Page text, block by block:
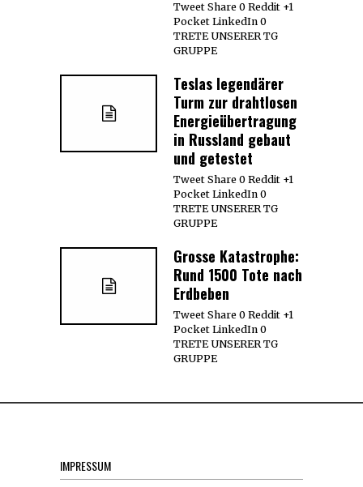
Tweet Share 0 Reddit +1
Pocket LinkedIn 0
TRETE UNSERER TG
GRUPPE
Teslas legendärer
Turm zur drahtlosen
Energieübertragung
in Russland gebaut
und getestet
Tweet Share 0 Reddit +1
Pocket LinkedIn 0
TRETE UNSERER TG
GRUPPE
Grosse Katastrophe:
Rund 1500 Tote nach
Erdbeben
Tweet Share 0 Reddit +1
Pocket LinkedIn 0
TRETE UNSERER TG
GRUPPE
IMPRESSUM